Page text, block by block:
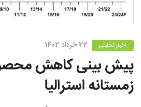
اخبار تحلیلی 22 خرداد 1402
پیش بینی کاهش
زمستانه استرالیا